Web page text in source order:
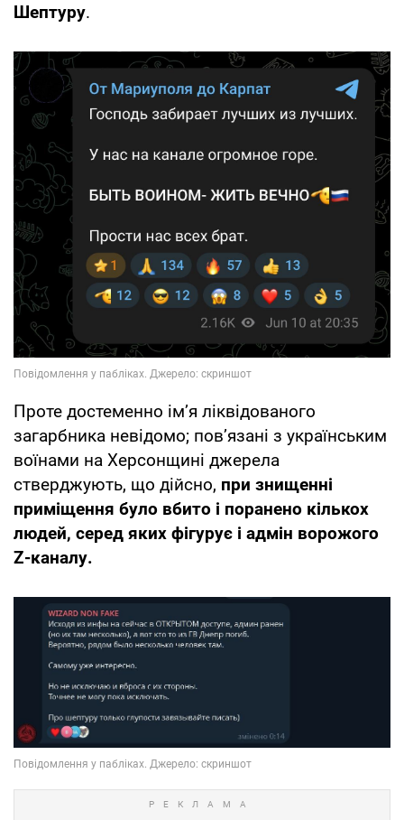
Шептуру.
Проте достеменно ім’я ліквідованого
загарбника невідомо; пов’язані з українським
воїнами на Херсонщині джерела
стверджують, що дійсно, при знищенні
приміщення було вбито і поранено кількох
людей, серед яких фігурує і адмін ворожого
Z-каналу.